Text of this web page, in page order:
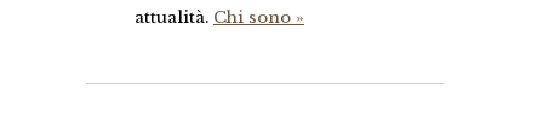
attualità. Chi sono »